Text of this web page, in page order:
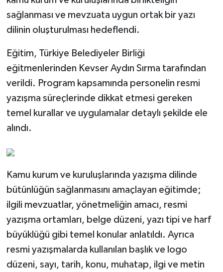
sağlanması ve mevzuata uygun ortak bir yazı
dilinin oluşturulması hedeflendi.
Eğitim, Türkiye Belediyeler Birliği
eğitmenlerinden Kevser Aydın Sırma tarafından
verildi. Program kapsamında personelin resmi
yazışma süreçlerinde dikkat etmesi gereken
temel kurallar ve uygulamalar detaylı şekilde ele
alındı.
Kamu kurum ve kuruluşlarında yazışma dilinde
bütünlüğün sağlanmasını amaçlayan eğitimde;
ilgili mevzuatlar, yönetmeliğin amacı, resmi
yazışma ortamları, belge düzeni, yazı tipi ve harf
büyüklüğü gibi temel konular anlatıldı. Ayrıca
resmi yazışmalarda kullanılan başlık ve logo
düzeni, sayı, tarih, konu, muhatap, ilgi ve metin